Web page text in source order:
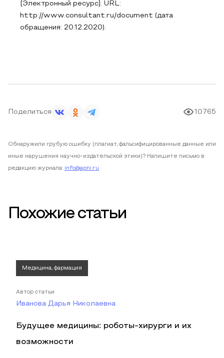
[Электронный ресурс]. URL:
http://www.consultant.ru/document (дата
обращения: 20.12.2020).
Поделиться 10765
Обнаружили грубую ошибку (плагиат, фальсифицированные данные или
иные нарушения научно-издательской этики)? Напишите письмо в
редакцию журнала: info@apni.ru
Похожие статьи
Медицина, фармация
Автор статьи
Иванова Дарья Николаевна
Будущее медицины: роботы-хирурги и их
возможности